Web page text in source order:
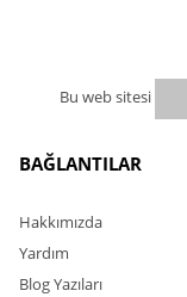
Bu web sitesi
BAĞLANTILAR
Hakkımızda
Yardım
Blog Yazıları